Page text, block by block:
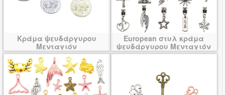
Κράμα ψευδάργυρου
Μενταγιόν
European στυλ κράμα
ψευδάργυρου Μενταγιόν